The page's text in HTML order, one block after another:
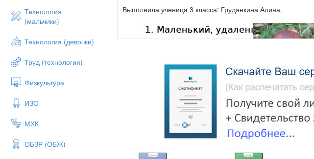
Технология
(мальчики)
Технология (девочки)
Труд (технология)
Физкультура
ИЗО
МХК
ОБЗР (ОБЖ)
Выполнила ученица 3 класса: Грудянкина Алина.